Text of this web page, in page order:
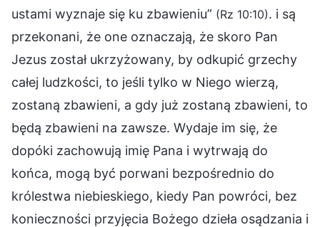
ustami wyznaje się ku zbawieniu” (Rz 10:10). i są
przekonani, że one oznaczają, że skoro Pan
Jezus został ukrzyżowany, by odkupić grzechy
całej ludzkości, to jeśli tylko w Niego wierzą,
zostaną zbawieni, a gdy już zostaną zbawieni, to
będą zbawieni na zawsze. Wydaje im się, że
dopóki zachowują imię Pana i wytrwają do
końca, mogą być porwani bezpośrednio do
królestwa niebieskiego, kiedy Pan powróci, bez
konieczności przyjęcia Bożego dzieła osądzania i